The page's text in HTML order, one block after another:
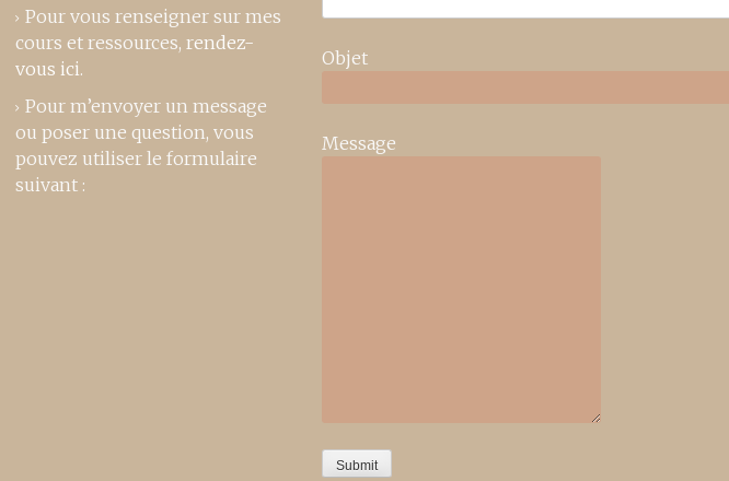
Pour vous renseigner sur mes
cours et ressources, rendez-
vous ici.
Pour m’envoyer un message
ou poser une question, vous
pouvez utiliser le formulaire
suivant :
Objet
Message